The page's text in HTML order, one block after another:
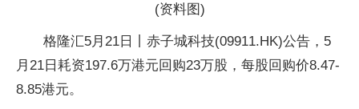
(资料图)
格隆汇5月21日丨赤子城科技(09911.HK)公告，5
月21日耗资197.6万港元回购23万股，每股回购价8.47-
8.85港元。